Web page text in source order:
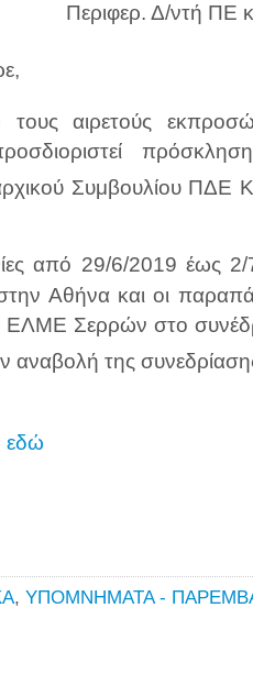
Περιφερ. Δ/ντή ΠΕ
τους αιρετούς
Συμβουλίου ΠΔΕ
από 29/6/2019 έως 2/
Αθήνα και οι
ΕΛΜΕ Σερρών στο
αναβολή της
εδώ
, ΥΠΟΜΝΗΜΑΤΑ -